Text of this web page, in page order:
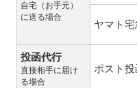
自宅（お手元）
に送る場合
ヤマト宅
投函代行
直接相手に届け
る場合
ポスト投